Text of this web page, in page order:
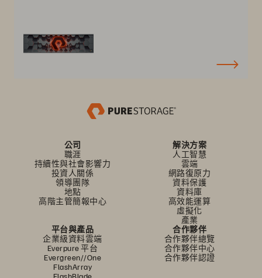
公司
職涯
持續性與社會影響力
投資人關係
領導團隊
地點
高階主管簡報中心
解決方案
人工智慧
雲端
網路復原力
資料保護
資料庫
高效能運算
虛擬化
產業
平台與產品
企業級資料雲端
Everpure 平台
Evergreen//One
FlashArray
FlashBlade
合作夥伴
合作夥伴總覽
合作夥伴中心
合作夥伴認證